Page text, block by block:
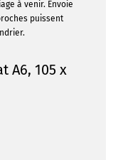
à venir. Envoie
puissent
A6, 105 x